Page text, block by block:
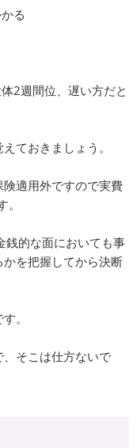
る
2週間位、遅い方だと
ておきましょう。
適用外ですので実費
銭的な面においても事
を把握してから決断
。
そこは仕方ないで